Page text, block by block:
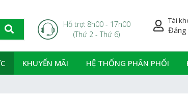
Hỗ trợ: 8h00 - 17h00
(Thứ 2 - Thứ 6)
Tài
Đăng
KHUYẾN MÃI HỆ THỐNG PHÂN PHỐI